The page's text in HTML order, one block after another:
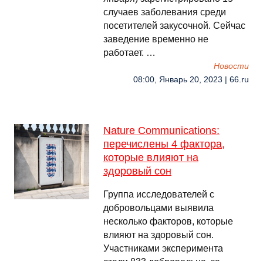
случаев заболевания среди
посетителей закусочной. Сейчас
заведение временно не
работает. …
Новости
08:00, Январь 20, 2023 | 66.ru
Nature Communications:
перечислены 4 фактора,
которые влияют на
здоровый сон
Группа исследователей с
добровольцами выявила
несколько факторов, которые
влияют на здоровый сон.
Участниками эксперимента